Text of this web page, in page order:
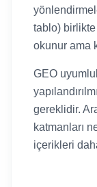
tablo) birlikte
okunur ama
GEO
gereklidir.
katmanları
içerikleri